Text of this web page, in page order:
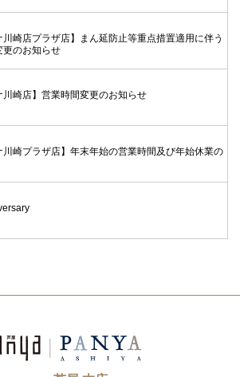
川崎店プラザ店】まん延防止等重点措置適用に伴う
更のお知らせ
川崎店】営業時間変更のお知らせ
川崎プラザ店】年末年始の営業時間及び年始休業の